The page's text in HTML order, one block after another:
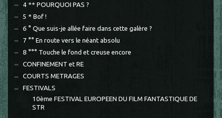
4 ** POURQUOI PAS ?
5 * Bof !
6 ° Que suis-je allée faire dans cette galère ?
7 °° En route vers le néant absolu
8 °°° Touche le fond et creuse encore
CONFINEMENT et RE
COURTS METRAGES
FESTIVALS
10ème FESTIVAL EUROPEEN DU FILM FANTASTIQUE DE
STR